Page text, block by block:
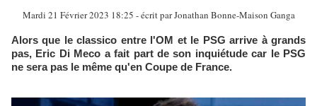
Mardi 21 Février 2023 18:25 - écrit parJonathan Bonne-Maison Ganga
Alors que le classico entre l'OM et le PSG arrive à grands
pas, Eric Di Meco a fait part de son inquiétude car le PSG
ne sera pas le même qu'en Coupe de France.